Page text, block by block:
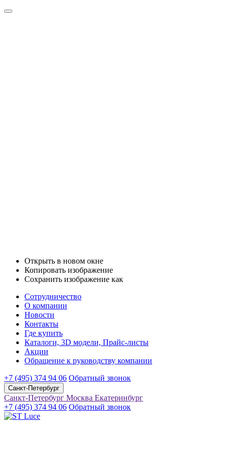
Открыть в новом окне
Копировать изображение
Сохранить изображение как
Сотрудничество
О компании
Новости
Контакты
Где купить
Каталоги, 3D модели, Прайс-листы
Акции
Обращение к руководству компании
+7 (495) 374 94 06 Обратный звонок
Санкт-Петербург
Санкт-Петербург Москва Екатеринбург
+7 (495) 374 94 06 Обратный звонок